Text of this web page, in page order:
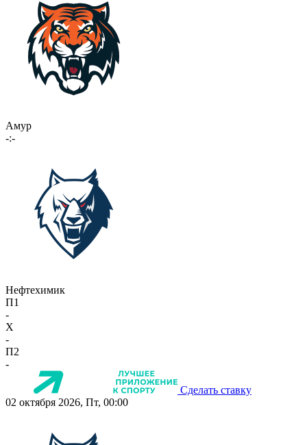
Амур
-:-
Нефтехимик
П1
-
X
-
П2
-
Сделать ставку
02 октября 2026, Пт, 00:00